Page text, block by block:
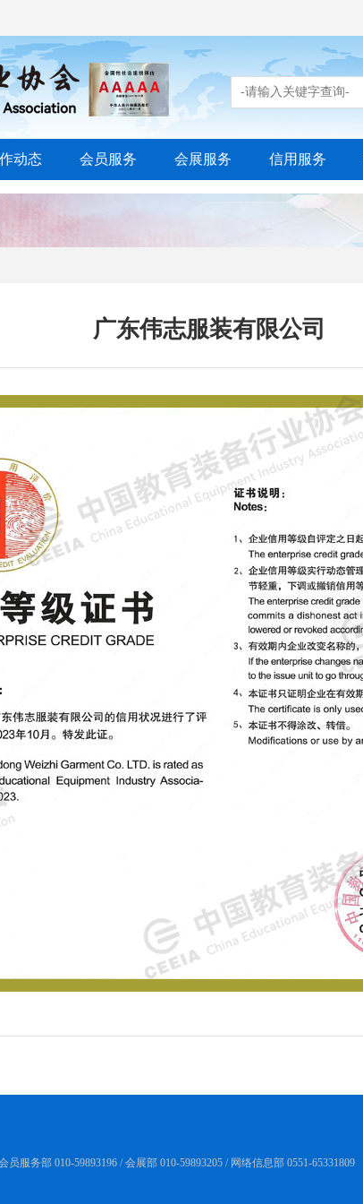
动态 会员服务 会展服务 信用服务
广东伟志服装有限公司
员服务部 010-59893196 / 会展部 010-59893205 / 网络信息部 0551-65331809